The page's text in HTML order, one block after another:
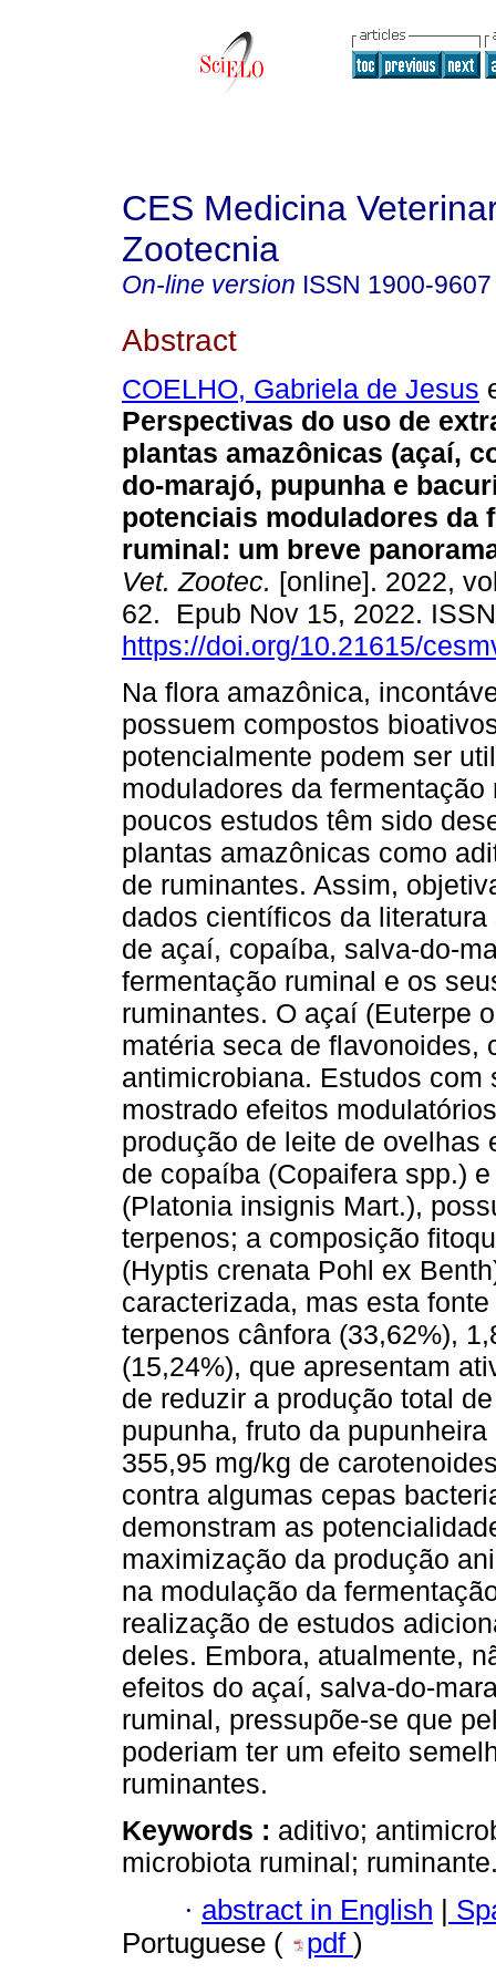
CES Medicina
Zootecnia
On-line version ISSN 1900-9607
Abstract
COELHO, Gabriela de Jesus
Perspectivas do uso de
plantas amazônicas (açaí,
do-marajó, pupunha e
potenciais moduladores da
ruminal: um breve
Vet. Zootec. [online]. 2022,
62. Epub Nov 15, 2022.
https://doi.org/10.21615/
Na flora amazônica,
possuem compostos
potencialmente podem ser
moduladores da
poucos estudos têm sido
plantas amazônicas como
de ruminantes. Assim,
dados científicos da
de açaí, copaíba, salva-do-
fermentação ruminal e os
ruminantes. O açaí (Euterpe
matéria seca de flavonoides,
antimicrobiana. Estudos
mostrado efeitos
produção de leite de ovelhas
de copaíba (Copaifera spp.)
(Platonia insignis Mart.),
terpenos; a composição
(Hyptis crenata Pohl ex
caracterizada, mas esta
terpenos cânfora (33,62%),
(15,24%), que apresentam
de reduzir a produção total
pupunha, fruto da
355,95 mg/kg de
contra algumas cepas
demonstram as
maximização da produção
na modulação da
realização de estudos
deles. Embora, atualmente,
efeitos do açaí, salva-do-
ruminal, pressupõe-se que
poderiam ter um efeito
ruminantes.
Keywords : aditivo;
microbiota ruminal;
· abstract in English |
Portuguese (
pdf )